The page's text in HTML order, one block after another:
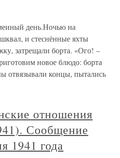
день.Ночью на
и стеснённые яхты
затрещали борта. «Ого! –
новое блюдо: борта
отвязывали концы, пытались
отношения
Сообщение
1941 года